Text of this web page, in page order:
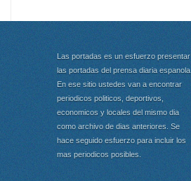
Las portadas es un esfuerzo presentar
las portadas del prensa diaria espanola.
En ese sitio ustedes van a encontrar
periodicos politicos, deportivos,
economicos y locales del mismo dia
como archivo de dias anteriores. Se
hace seguido esfuerzo para incluir los
mas periodicos posibles.